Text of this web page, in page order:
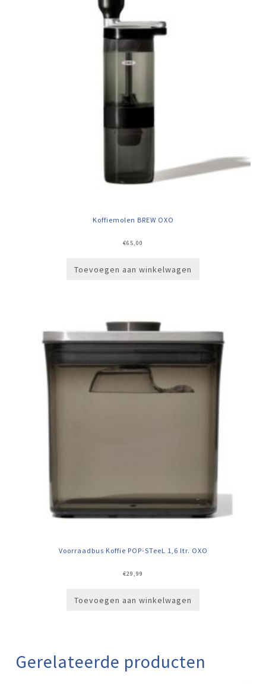
Koffiemolen BREW OXO
€65,00
Toevoegen aan winkelwagen
Voorraadbus Koffie POP-STeeL 1,6 ltr. OXO
€29,99
Toevoegen aan winkelwagen
Gerelateerde producten